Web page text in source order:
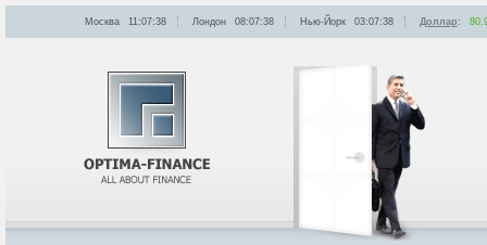
Москва 11:07:38 Лондон 08:07:38 Нью-Йорк 03:07:38 Доллар: